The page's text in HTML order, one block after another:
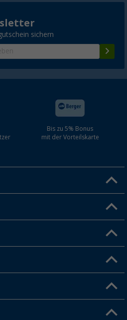
sichern
Bis zu 5% Bonus
mit der Vorteilskarte